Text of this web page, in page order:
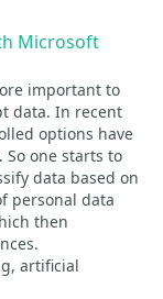
Microsoft
important to
data. In recent
options have
So one starts to
data based on
personal data
then
artificial